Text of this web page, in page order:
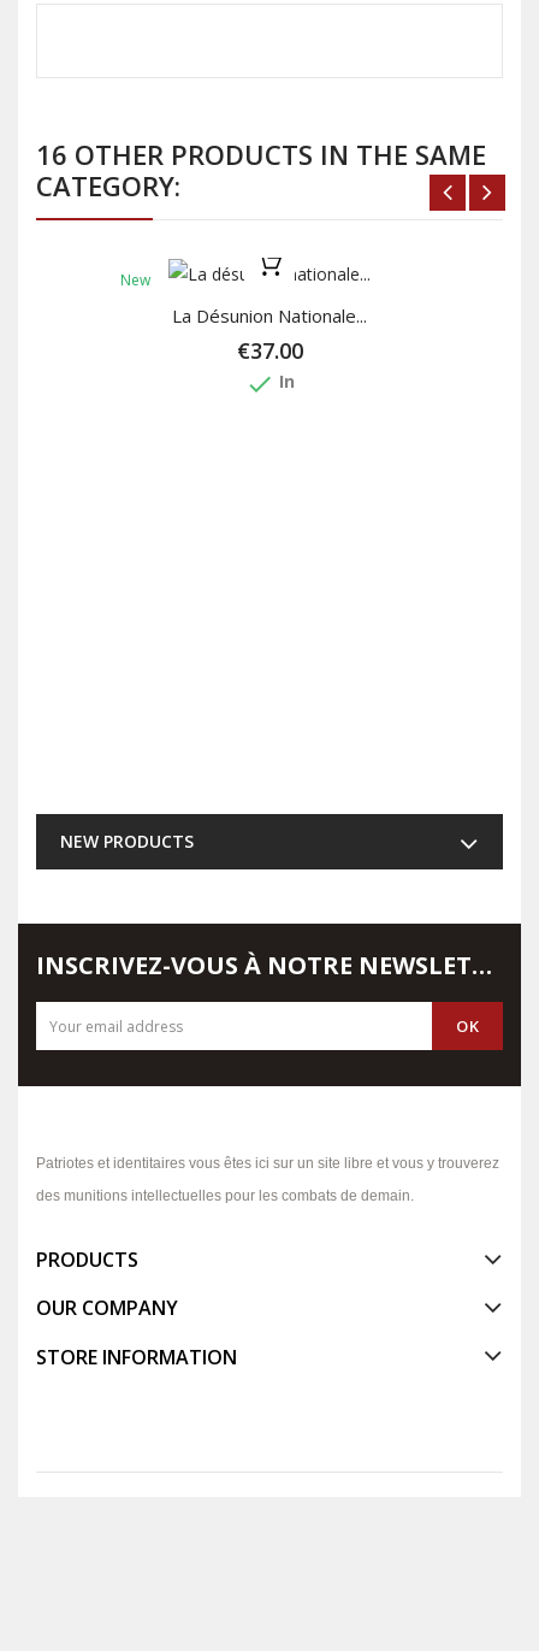
16 OTHER PRODUCTS IN THE SAME
CATEGORY:
New
La Désunion Nationale...
€37.00
done In
NEW PRODUCTS
INSCRIVEZ-VOUS À NOTRE NEWSLETTER
Patriotes et identitaires vous êtes ici sur un site libre et vous y trouverez
des munitions intellectuelles pour les combats de demain.
PRODUCTS
OUR COMPANY
STORE INFORMATION